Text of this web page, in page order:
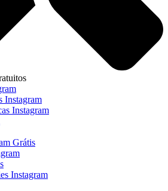
Instagram
Instagram
Grátis
Instagram